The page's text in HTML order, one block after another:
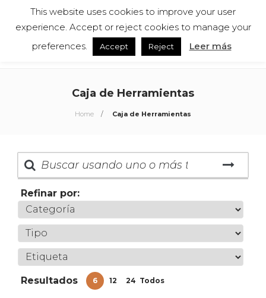
English
Caja de Herramientas
Home Caja de Herramientas
Refinar por:
Resultados 6 12 24 Todos
This website uses cookies to improve your user
experience. Accept or reject cookies to manage your
preferences.
Accept Reject Leer más